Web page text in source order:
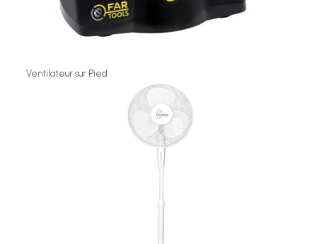
Ventilateur sur Pied